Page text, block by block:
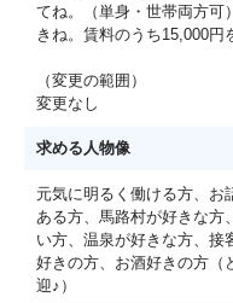
てね。（単身・世帯両方可
きね。賃料のうち15,000円
（変更の範囲）
変更なし
求める人物像
元気に明るく働ける方、お
ある方、馬路村が好きな方
い方、温泉が好きな方、接
好きの方、お酒好きの方（
迎♪）